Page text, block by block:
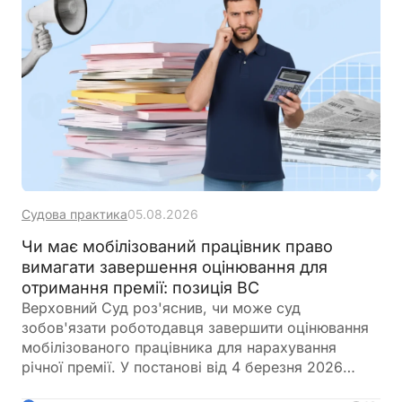
Судова практика05.08.2026
Чи має мобілізований працівник право
вимагати завершення оцінювання для
отримання премії: позиція ВС
Верховний Суд роз'яснив, чи може суд
зобов'язати роботодавця завершити оцінювання
мобілізованого працівника для нарахування
річної премії. У постанові від 4 березня 2026